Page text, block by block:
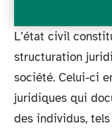
L’état civil
structuration
société. Celui-ci
juridiques qui
des individus,